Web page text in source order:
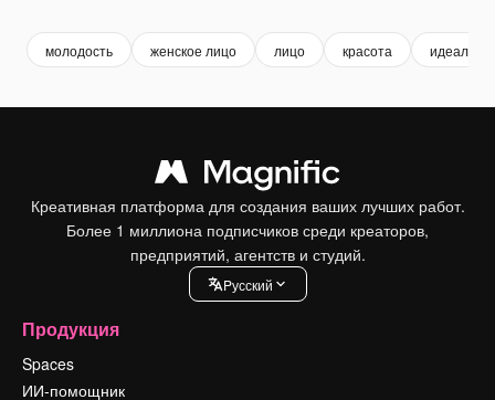
молодость женское лицо лицо красота
Креативная платформа для создания ваших лучших работ.
Более 1 миллиона подписчиков среди креаторов,
предприятий, агентств и студий.
Pусский
Продукция
Spaces
ИИ-помощник